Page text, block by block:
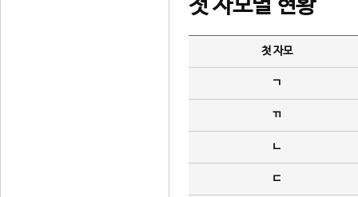
첫 자모별 현황
첫 자모
ㄱ
ㄲ
ㄴ
ㄷ